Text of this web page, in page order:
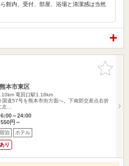
館内、受付、部屋、浴場と清潔感は当然
お気に入
りに追加
本市東区
竜田口駅1.18km
国道57号を熊本市街方面へ。下南部交差点右折
左…
～24:00
円～
宿泊 ホテル
り